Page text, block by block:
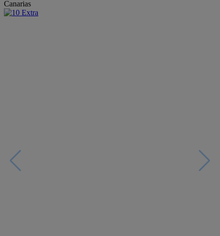
Canarias